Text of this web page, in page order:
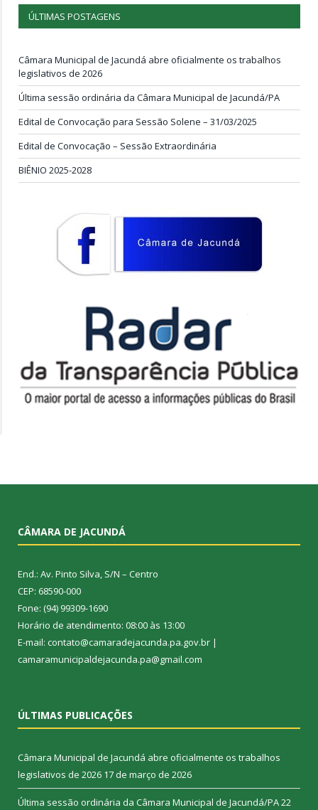
ÚLTIMAS POSTAGENS
Câmara Municipal de Jacundá abre oficialmente os trabalhos
legislativos de 2026
Última sessão ordinária da Câmara Municipal de Jacundá/PA
Edital de Convocação para Sessão Solene – 31/03/2025
Edital de Convocação – Sessão Extraordinária
BIÊNIO 2025-2028
CÂMARA DE JACUNDÁ
End.: Av. Pinto Silva, S/N – Centro
CEP: 68590-000
Fone: (94) 99309-1690
Horário de atendimento: 08:00 às 13:00
E-mail: contato@camaradejacunda.pa.gov.br |
camaramunicipaldejacunda.pa@gmail.com
ÚLTIMAS PUBLICAÇÕES
Câmara Municipal de Jacundá abre oficialmente os trabalhos
legislativos de 2026 17 de março de 2026
Última sessão ordinária da Câmara Municipal de Jacundá/PA22